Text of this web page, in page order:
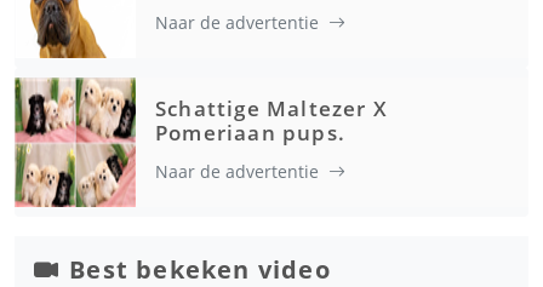
Naar de advertentie
Schattige Maltezer X
Pomeriaan pups.
Naar de advertentie
Best bekeken video